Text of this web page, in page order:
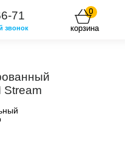
71
звонок
0
корзина